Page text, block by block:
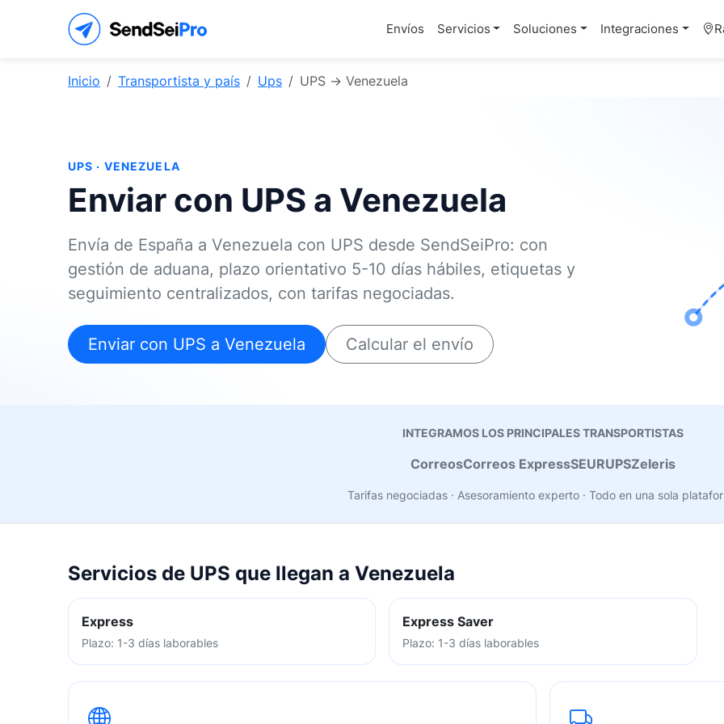
Envíos Servicios Soluciones Integraciones
Inicio Transportista y país Ups UPS → Venezuela
UPS · VENEZUELA
Enviar con UPS a Venezuela
Envía de España a Venezuela con UPS desde SendSeiPro: con
gestión de aduana, plazo orientativo 5-10 días hábiles, etiquetas y
seguimiento centralizados, con tarifas negociadas.
Enviar con UPS a Venezuela Calcular el envío
INTEGRAMOS LOS PRINCIPALES TRANSPORTISTAS
CorreosCorreos ExpressSEURUPSZeleris
Tarifas negociadas · Asesoramiento experto · Todo en una sola
Servicios de UPS que llegan a Venezuela
Express
Plazo: 1-3 días laborables
Express Saver
Plazo: 1-3 días laborables